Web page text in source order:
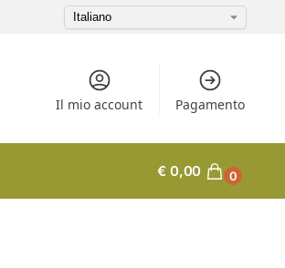
Il mio account Pagamento
€ 0,00 0